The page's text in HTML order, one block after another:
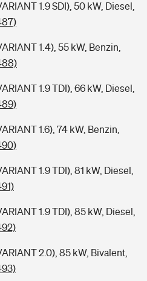
1.9 SDI), 50 kW, Diesel,
1.4), 55 kW, Benzin,
1.9 TDI), 66 kW, Diesel,
1.6), 74 kW, Benzin,
1.9 TDI), 81 kW, Diesel,
1.9 TDI), 85 kW, Diesel,
2.0), 85 kW, Bivalent,